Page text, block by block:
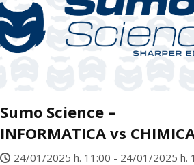
Sumo Science –
INFORMATICA vs
24/01/2025 h. 11:00 - 24/01/2025 h.